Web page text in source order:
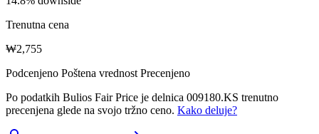
Trenutna cena
₩2,755
Podcenjeno Poštena vrednost Precenjeno
Po podatkih Bulios Fair Price je delnica 009180.KS trenutno
precenjena glede na svojo tržno ceno. Kako deluje?